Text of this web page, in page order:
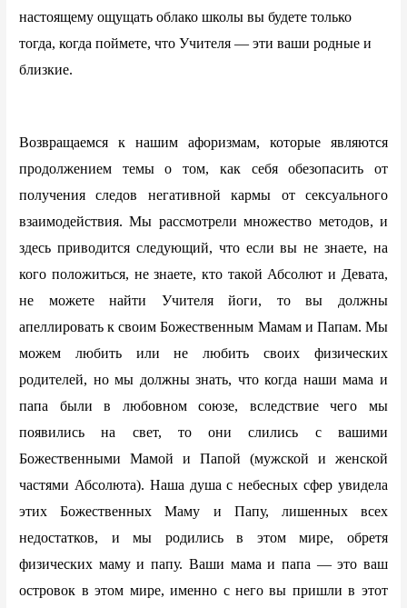
настоящему ощущать облако школы вы будете только
тогда, когда поймете, что Учителя — эти ваши родные и
близкие.
Возвращаемся к нашим афоризмам, которые являются
продолжением темы о том, как себя обезопасить от
получения следов негативной кармы от сексуального
взаимодействия. Мы рассмотрели множество методов, и
здесь приводится следующий, что если вы не знаете, на
кого положиться, не знаете, кто такой Абсолют и Девата,
не можете найти Учителя йоги, то вы должны
апеллировать к своим Божественным Мамам и Папам. Мы
можем любить или не любить своих физических
родителей, но мы должны знать, что когда наши мама и
папа были в любовном союзе, вследствие чего мы
появились на свет, то они слились с вашими
Божественными Мамой и Папой (мужской и женской
частями Абсолюта). Наша душа с небесных сфер увидела
этих Божественных Маму и Папу, лишенных всех
недостатков, и мы родились в этом мире, обретя
физических маму и папу. Ваши мама и папа — это ваш
островок в этом мире, именно с него вы пришли в этот